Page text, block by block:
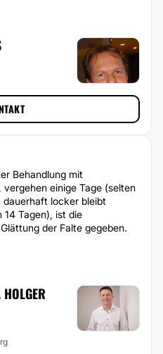
Behandlung mit
einige Tage (selten
dauerhaft locker bleibt
Tagen), ist die
der Falte gegeben.